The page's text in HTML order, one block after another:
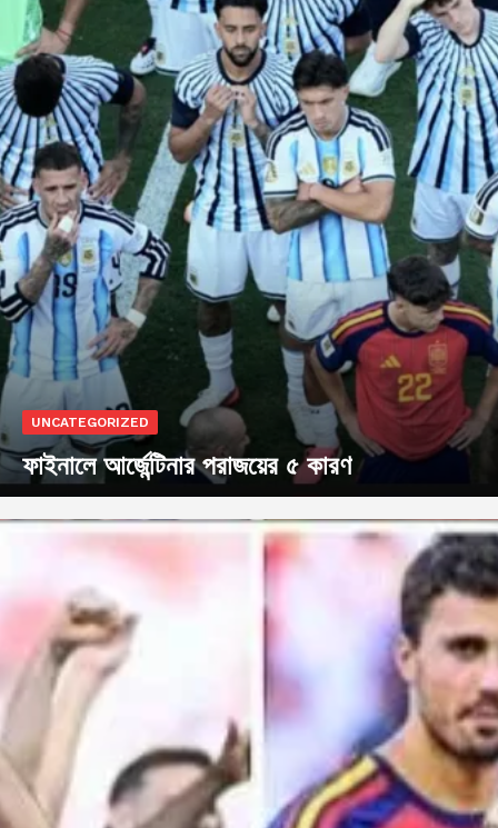
UNCATEGORIZED
ফাইনালে আর্জেন্টিনার পরাজয়ের ৫ কারণ